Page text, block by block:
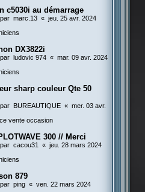
c5030i au démarrage
marc.13 « jeu. 25 avr. 2024
DX3822i
ludovic 974 « mar. 09 avr. 2024
sharp couleur Qte 50
BUREAUTIQUE « mer. 03 avr.
vente occasion
300 // Merci
cacou31 « jeu. 28 mars 2024
879
ping « ven. 22 mars 2024